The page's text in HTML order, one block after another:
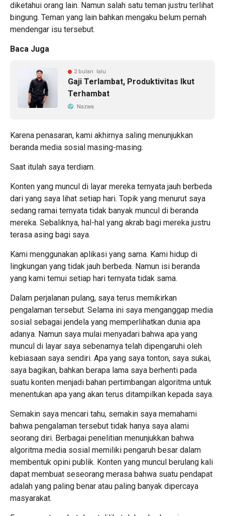
diketahui orang lain. Namun salah satu teman justru terlihat
bingung. Teman yang lain bahkan mengaku belum pernah
mendengar isu tersebut.
Baca Juga
2 bulan lalu
Gaji Terlambat, Produktivitas Ikut
Terhambat
Nazwa
Karena penasaran, kami akhirnya saling menunjukkan
beranda media sosial masing-masing.
Saat itulah saya terdiam.
Konten yang muncul di layar mereka ternyata jauh berbeda
dari yang saya lihat setiap hari. Topik yang menurut saya
sedang ramai ternyata tidak banyak muncul di beranda
mereka. Sebaliknya, hal-hal yang akrab bagi mereka justru
terasa asing bagi saya.
Kami menggunakan aplikasi yang sama. Kami hidup di
lingkungan yang tidak jauh berbeda. Namun isi beranda
yang kami temui setiap hari ternyata tidak sama.
Dalam perjalanan pulang, saya terus memikirkan
pengalaman tersebut. Selama ini saya menganggap media
sosial sebagai jendela yang memperlihatkan dunia apa
adanya. Namun saya mulai menyadari bahwa apa yang
muncul di layar saya sebenarnya telah dipengaruhi oleh
kebiasaan saya sendiri. Apa yang saya tonton, saya sukai,
saya bagikan, bahkan berapa lama saya berhenti pada
suatu konten menjadi bahan pertimbangan algoritma untuk
menentukan apa yang akan terus ditampilkan kepada saya.
Semakin saya mencari tahu, semakin saya memahami
bahwa pengalaman tersebut tidak hanya saya alami
seorang diri. Berbagai penelitian menunjukkan bahwa
algoritma media sosial memiliki pengaruh besar dalam
membentuk opini publik. Konten yang muncul berulang kali
dapat membuat seseorang merasa bahwa suatu pendapat
adalah yang paling benar atau paling banyak dipercaya
masyarakat.